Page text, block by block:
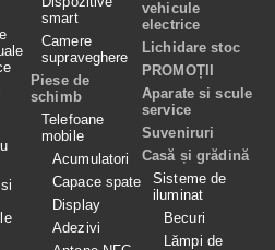
smart
Camere
supraveghere
Piese de
schimb
Telefoane
mobile
Acumulatori
Capace spate
Display
Adezivi
vehicule
electrice
Lichidare stoc
PROMOȚII
Aparate si scule
service
Suveniruri
Casă și grădină
Sisteme de
iluminat
Becuri
Lămpi de